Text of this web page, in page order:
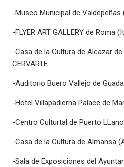
-Museo Municipal de Valdepeñas
-FLYER ART GALLERY de Roma
-Casa de la Cultura de Alcazar
CERVARTE
-Auditorio Buero Vallejo de
-Hotel Villapadierna Palace de
-Centro Culturtal de Puerto
-Casa de la Cultura de Almansa
-Sala de Exposiciones del